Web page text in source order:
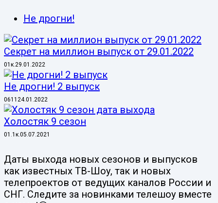
Не дрогни!
Секрет на миллион выпуск от 29.01.2022
01к. 29.01.2022
Не дрогни! 2 выпуск
0611 24.01.2022
Холостяк 9 сезон
01.1к. 05.07.2021
Даты выхода новых сезонов и выпусков
как известных ТВ-Шоу, так и новых
телепроектов от ведущих каналов России и
СНГ. Следите за новинками телешоу вместе